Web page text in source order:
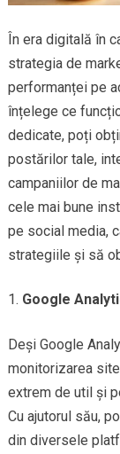
În era digitală în
strategia de
performanței pe
înțelege ce
dedicate, poți
postărilor tale,
campaniilor de
cele mai bune
pe social media,
strategiile și să
Google
Deși Google
monitorizarea
extrem de util și
Cu ajutorul său,
din diversele